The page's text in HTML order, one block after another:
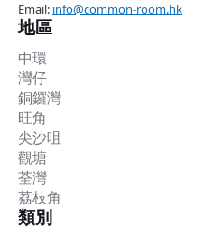
Email: info@common-room.hk
地區
中環
灣仔
銅鑼灣
旺角
尖沙咀
觀塘
荃灣
荔枝角
類別